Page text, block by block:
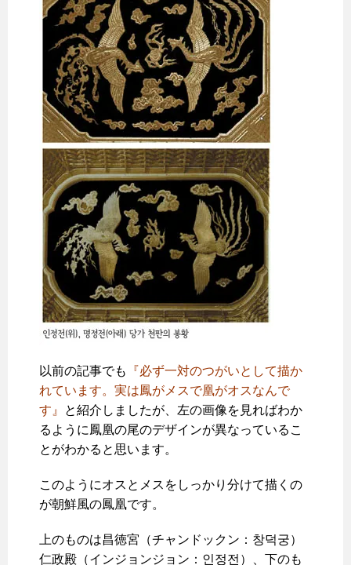
以前の記事でも
『必ず一対のつがいとして描か
れています。実は鳳がメスで凰がオスなんで
す』
と紹介しましたが、左の画像を見ればわか
るように鳳凰の尾のデザインが異なっているこ
とがわかると思います。
このようにオスとメスをしっかり分けて描くの
が朝鮮風の鳳凰です。
上のものは昌徳宮（チャンドックン：창덕궁）
仁政殿（インジョンジョン：인정전）、下のも